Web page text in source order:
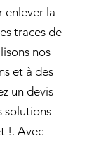
enlever la
traces de
nos
et à des
un devis
solutions
!. Avec